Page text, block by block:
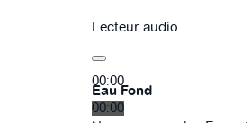
Lecteur audio
00:00
00:00
Eau Fond